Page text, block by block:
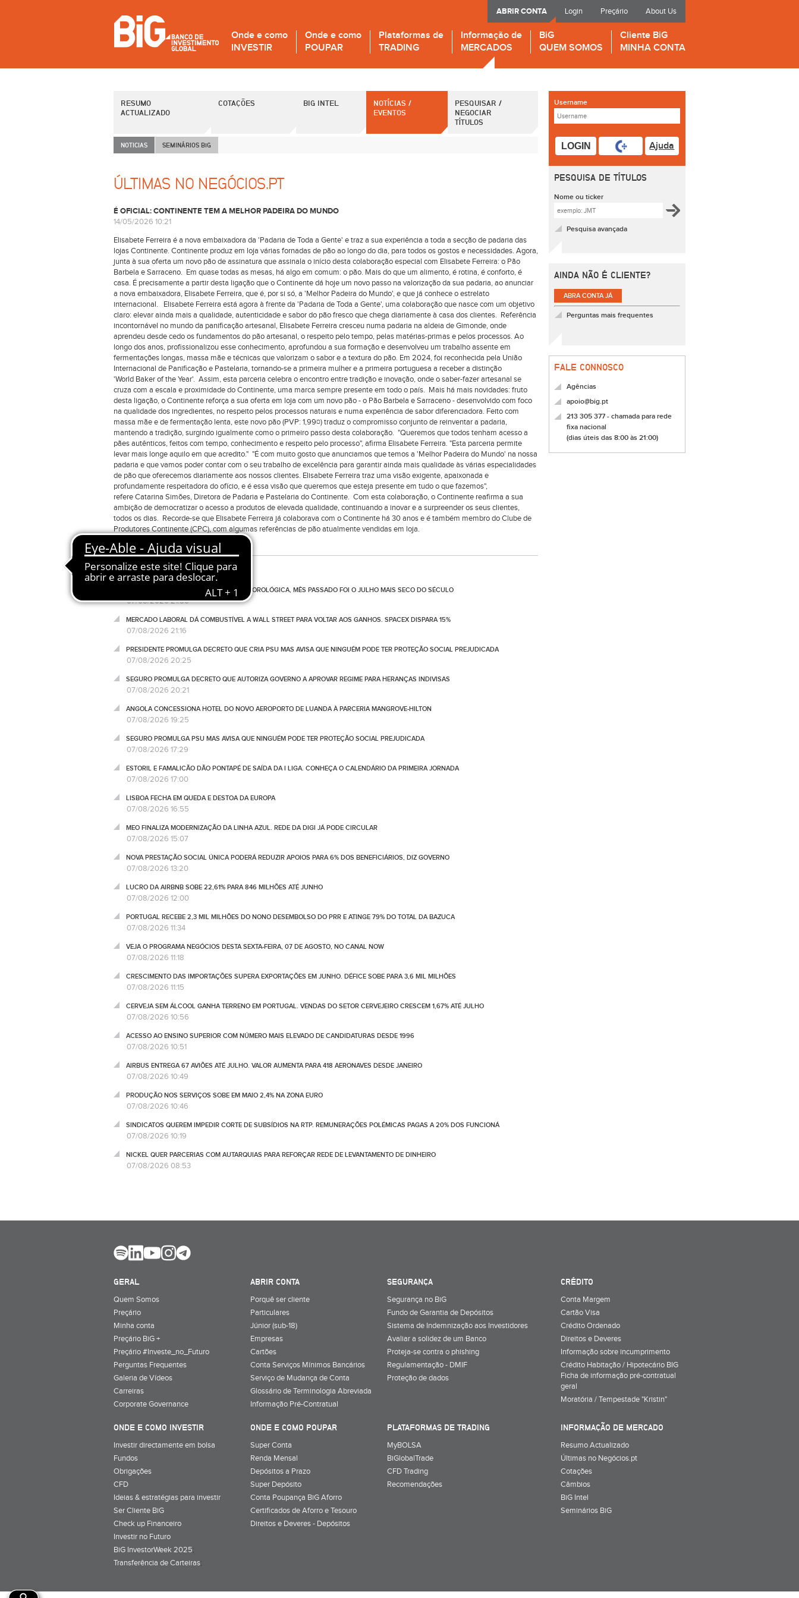
Login Preçário About Us
ABRIR CONTA
Onde e como
INVESTIR
Onde e como
POUPAR
Plataformas de
TRADING
Informação de
MERCADOS
BiG
QUEM SOMOS
Cliente BiG
MINHA CONTA
RESUMO
ACTUALIZADO
COTAÇÕES BIG INTEL
NOTÍCIAS /
EVENTOS
PESQUISAR /
NEGOCIAR
TÍTULOS
NOTICIAS SEMINÁRIOS BiG
ÚLTIMAS NO NEGÓCIOS.PT
É OFICIAL: CONTINENTE TEM A MELHOR PADEIRA DO MUNDO
14/05/2026 10:21
Elisabete Ferreira é a nova embaixadora da 'Padaria de Toda a Gente' e traz a sua experiência a toda a secção de padaria das
lojas Continente. Continente produz em loja várias fornadas de pão ao longo do dia, para todos os gostos e necessidades. Agora,
junta à sua oferta um novo pão de assinatura que assinala o início desta colaboração especial com Elisabete Ferreira: o Pão
Barbela e Sarraceno. Em quase todas as mesas, há algo em comum: o pão. Mais do que um alimento, é rotina, é conforto, é
casa. É precisamente a partir desta ligação que o Continente dá hoje um novo passo na valorização da sua padaria, ao anunciar
a nova embaixadora, Elisabete Ferreira, que é, por si só, a 'Melhor Padeira do Mundo', e que já conhece o estrelato
internacional. Elisabete Ferreira está agora à frente da 'Padaria de Toda a Gente', uma colaboração que nasce com um objetivo
claro: elevar ainda mais a qualidade, autenticidade e sabor do pão fresco que chega diariamente à casa dos clientes. Referência
incontornável no mundo da panificação artesanal, Elisabete Ferreira cresceu numa padaria na aldeia de Gimonde, onde
aprendeu desde cedo os fundamentos do pão artesanal, o respeito pelo tempo, pelas matérias-primas e pelos processos. Ao
longo dos anos, profissionalizou esse conhecimento, aprofundou a sua formação e desenvolveu um trabalho assente em
fermentações longas, massa mãe e técnicas que valorizam o sabor e a textura do pão. Em 2024, foi reconhecida pela União
Internacional de Panificação e Pastelaria, tornando-se a primeira mulher e a primeira portuguesa a receber a distinção
'World Baker of the Year'. Assim, esta parceria celebra o encontro entre tradição e inovação, onde o saber-fazer artesanal se
cruza com a escala e proximidade do Continente, uma marca sempre presente em todo o país. Mais há mais novidades: fruto
desta ligação, o Continente reforça a sua oferta em loja com um novo pão - o Pão Barbela e Sarraceno - desenvolvido com foco
na qualidade dos ingredientes, no respeito pelos processos naturais e numa experiência de sabor diferenciadora. Feito com
massa mãe e de fermentação lenta, este novo pão (PVP: 1,99¤) traduz o compromisso conjunto de reinventar a padaria,
mantendo a tradição, surgindo igualmente como o primeiro passo desta colaboração. "Queremos que todos tenham acesso a
pães autênticos, feitos com tempo, conhecimento e respeito pelo processo", afirma Elisabete Ferreira. "Esta parceria permite
levar mais longe aquilo em que acredito." "É com muito gosto que anunciamos que temos a 'Melhor Padeira do Mundo' na nossa
padaria e que vamos poder contar com o seu trabalho de excelência para garantir ainda mais qualidade às várias especialidades
de pão que oferecemos diariamente aos nossos clientes. Elisabete Ferreira traz uma visão exigente, apaixonada e
profundamente respeitadora do ofício, e é essa visão que queremos que esteja presente em tudo o que fazemos",
refere Catarina Simões, Diretora de Padaria e Pastelaria do Continente. Com esta colaboração, o Continente reafirma a sua
ambição de democratizar o acesso a produtos de elevada qualidade, continuando a inovar e a surpreender os seus clientes,
todos os dias. Recorde-se que Elisabete Ferreira já colaborava com o Continente há 30 anos e é também membro do Clube de
Produtores Continente (CPC), com algumas referências de pão atualmente vendidas em loja.
PORTUGAL CONTINENTAL EM SECA METEOROLÓGICA, MÊS PASSADO FOI O JULHO MAIS SECO DO SÉCULO
07/08/2026 21:50
MERCADO LABORAL DÁ COMBUSTÍVEL A WALL STREET PARA VOLTAR AOS GANHOS. SPACEX DISPARA 15%
07/08/2026 21:16
PRESIDENTE PROMULGA DECRETO QUE CRIA PSU MAS AVISA QUE NINGUÉM PODE TER PROTEÇÃO SOCIAL PREJUDICADA
07/08/2026 20:25
SEGURO PROMULGA DECRETO QUE AUTORIZA GOVERNO A APROVAR REGIME PARA HERANÇAS INDIVISAS
07/08/2026 20:21
ANGOLA CONCESSIONA HOTEL DO NOVO AEROPORTO DE LUANDA À PARCERIA MANGROVE-HILTON
07/08/2026 19:25
SEGURO PROMULGA PSU MAS AVISA QUE NINGUÉM PODE TER PROTEÇÃO SOCIAL PREJUDICADA
07/08/2026 17:29
ESTORIL E FAMALICÃO DÃO PONTAPÉ DE SAÍDA DA I LIGA. CONHEÇA O CALENDÁRIO DA PRIMEIRA JORNADA
07/08/2026 17:00
LISBOA FECHA EM QUEDA E DESTOA DA EUROPA
07/08/2026 16:55
MEO FINALIZA MODERNIZAÇÃO DA LINHA AZUL. REDE DA DIGI JÁ PODE CIRCULAR
07/08/2026 15:07
NOVA PRESTAÇÃO SOCIAL ÚNICA PODERÁ REDUZIR APOIOS PARA 6% DOS BENEFICIÁRIOS, DIZ GOVERNO
07/08/2026 13:20
LUCRO DA AIRBNB SOBE 22,61% PARA 846 MILHÕES ATÉ JUNHO
07/08/2026 12:00
PORTUGAL RECEBE 2,3 MIL MILHÕES DO NONO DESEMBOLSO DO PRR E ATINGE 79% DO TOTAL DA BAZUCA
07/08/2026 11:34
VEJA O PROGRAMA NEGÓCIOS DESTA SEXTA-FEIRA, 07 DE AGOSTO, NO CANAL NOW
07/08/2026 11:18
CRESCIMENTO DAS IMPORTAÇÕES SUPERA EXPORTAÇÕES EM JUNHO. DÉFICE SOBE PARA 3,6 MIL MILHÕES
07/08/2026 11:15
CERVEJA SEM ÁLCOOL GANHA TERRENO EM PORTUGAL. VENDAS DO SETOR CERVEJEIRO CRESCEM 1,67% ATÉ JULHO
07/08/2026 10:56
ACESSO AO ENSINO SUPERIOR COM NÚMERO MAIS ELEVADO DE CANDIDATURAS DESDE 1996
07/08/2026 10:51
AIRBUS ENTREGA 67 AVIÕES ATÉ JULHO. VALOR AUMENTA PARA 418 AERONAVES DESDE JANEIRO
07/08/2026 10:49
PRODUÇÃO NOS SERVIÇOS SOBE EM MAIO 2,4% NA ZONA EURO
07/08/2026 10:46
SINDICATOS QUEREM IMPEDIR CORTE DE SUBSÍDIOS NA RTP. REMUNERAÇÕES POLÉMICAS PAGAS A 20% DOS FUNCIONÁ
07/08/2026 10:19
NICKEL QUER PARCERIAS COM AUTARQUIAS PARA REFORÇAR REDE DE LEVANTAMENTO DE DINHEIRO
07/08/2026 08:53
Username
LOGIN Ajuda
PESQUISA DE TÍTULOS
Nome ou ticker
Pesquisa avançada
AINDA NÃO É CLIENTE?
ABRA CONTA JÁ
Perguntas mais frequentes
FALE CONNOSCO
Agências
apoio@big.pt
213 305 377 - chamada para rede
fixa nacional
(dias úteis das 8:00 às 21:00)
GERAL
Quem Somos
Preçário
Minha conta
Preçário BiG +
Preçário #Investe_no_Futuro
Perguntas Frequentes
Galeria de Vídeos
Carreiras
Corporate Governance
ABRIR CONTA
Porquê ser cliente
Particulares
Júnior (sub-18)
Empresas
Cartões
Conta Serviços Mínimos Bancários
Serviço de Mudança de Conta
Glossário de Terminologia Abreviada
Informação Pré-Contratual
SEGURANÇA
Segurança no BiG
Fundo de Garantia de Depósitos
Sistema de Indemnização aos Investidores
Avaliar a solidez de um Banco
Proteja-se contra o phishing
Regulamentação - DMIF
Proteção de dados
CRÉDITO
Conta Margem
Cartão Visa
Crédito Ordenado
Direitos e Deveres
Informação sobre incumprimento
Crédito Habitação / Hipotecário BIG
Ficha de informação pré-contratual
geral
Moratória / Tempestade "Kristin"
ONDE E COMO INVESTIR
Investir directamente em bolsa
Fundos
Obrigações
CFD
Ideias & estratégias para investir
Ser Cliente BiG
Check up Financeiro
Investir no Futuro
BiG InvestorWeek 2025;
Transferência de Carteiras;
ONDE E COMO POUPAR
Super Conta
Renda Mensal
Depósitos a Prazo
Super Depósito
Conta Poupança BiG Aforro
Certificados de Aforro e Tesouro
Direitos e Deveres - Depósitos
PLATAFORMAS DE TRADING
MyBOLSA
BiGlobalTrade
CFD Trading
Recomendações
INFORMAÇÃO DE MERCADO
Resumo Actualizado
Últimas no Negócios.pt
Cotações
Câmbios
BiG Intel
Seminários BiG